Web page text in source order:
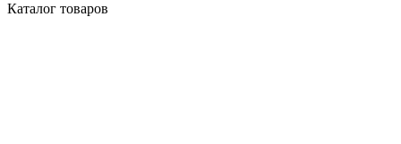
Каталог товаров